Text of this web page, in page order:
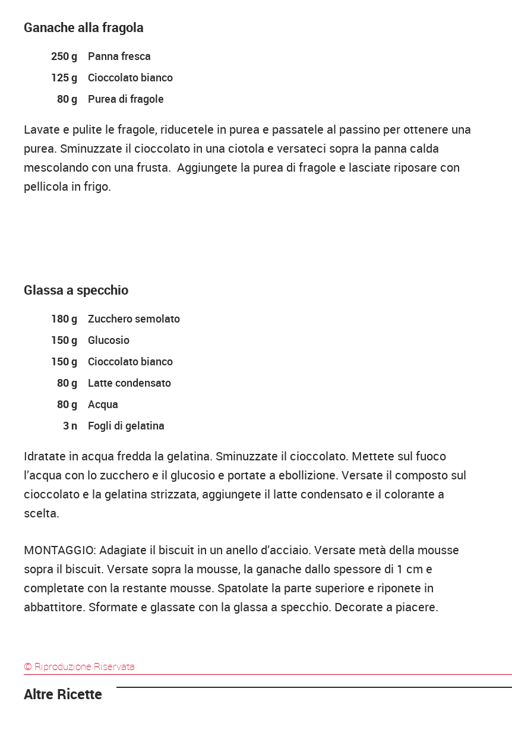
Ganache alla fragola
250 g
Panna fresca
125 g
Cioccolato bianco
80 g
Purea di fragole
Lavate e pulite le fragole, riducetele in purea e passatele al passino per ottenere una
purea. Sminuzzate il cioccolato in una ciotola e versateci sopra la panna calda
mescolando con una frusta. Aggiungete la purea di fragole e lasciate riposare con
pellicola in frigo.
Glassa a specchio
180 g
Zucchero semolato
150 g
Glucosio
150 g
Cioccolato bianco
80 g
Latte condensato
80 g
Acqua
3 n
Fogli di gelatina
Idratate in acqua fredda la gelatina. Sminuzzate il cioccolato. Mettete sul fuoco
l’acqua con lo zucchero e il glucosio e portate a ebollizione. Versate il composto sul
cioccolato e la gelatina strizzata, aggiungete il latte condensato e il colorante a
scelta.
MONTAGGIO: Adagiate il biscuit in un anello d’acciaio. Versate metà della mousse
sopra il biscuit. Versate sopra la mousse, la ganache dallo spessore di 1 cm e
completate con la restante mousse. Spatolate la parte superiore e riponete in
abbattitore. Sformate e glassate con la glassa a specchio. Decorate a piacere.
© Riproduzione Riservata
Altre Ricette